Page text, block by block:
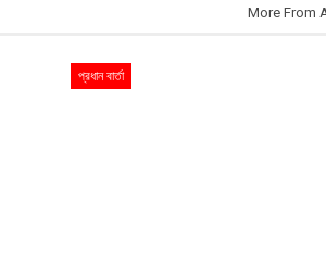
More From
প্রধান বার্তা